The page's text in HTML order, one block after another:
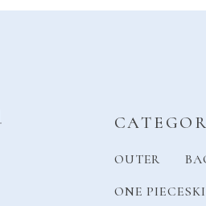
OUTER
ONE PIECE